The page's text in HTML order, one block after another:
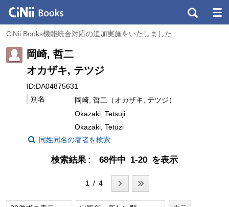
CiNii Books機能統合対応の追加実施をいたしました
岡崎, 哲二
オカザキ, テツジ
ID:DA04875631
別名
岡崎, 哲二（オカザキ, テツジ）
Okazaki, Tetsuji
Okazaki, Tetuzi
同姓同名の著者を検索
検索結果 68件中 1-20 を表示
1 / 4